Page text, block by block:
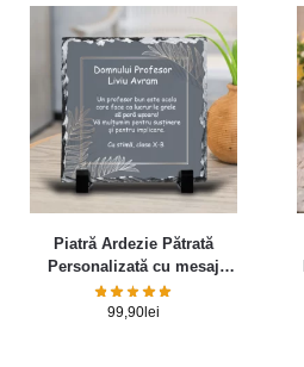
Piatră Ardezie Pătrată
Personalizată cu mesaj
pentru Profesor
99,90 lei